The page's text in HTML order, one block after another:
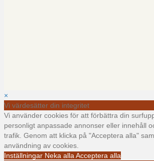
×
Vi värdesätter din integritet
Vi använder cookies för att förbättra din
personligt anpassade annonser eller innehåll
trafik. Genom att klicka på "Acceptera alla"
användning av cookies.
Inställningar Neka alla Acceptera alla